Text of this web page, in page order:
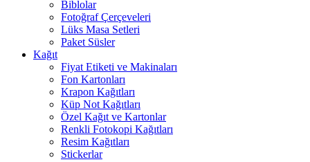
Biblolar
Fotoğraf Çerçeveleri
Lüks Masa Setleri
Paket Süsler
Kağıt
Fiyat Etiketi ve Makinaları
Fon Kartonları
Krapon Kağıtları
Küp Not Kağıtları
Özel Kağıt ve Kartonlar
Renkli Fotokopi Kağıtları
Resim Kağıtları
Stickerlar